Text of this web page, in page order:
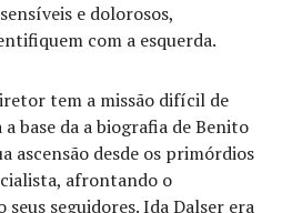
e dolorosos,
com a esquerda.
tem a missão difícil de
base da a biografia de Benito
ascensão desde os primórdios
afrontando o
seguidores. Ida Dalser era